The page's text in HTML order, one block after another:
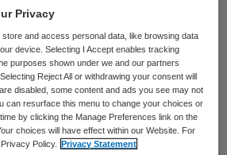
voormalig burgemeester
wordt voorzitter van
de
Privacy
store and access personal data, like browsing data
device. Selecting I Accept enables tracking
purposes shown under we and our partners
Reject All or withdrawing your consent will
disabled, some content and ads you see may not
can resurface this menu to change your choices or
by clicking the Manage Preferences link on the
choices will have effect within our Website. For
Policy.
Privacy Statement